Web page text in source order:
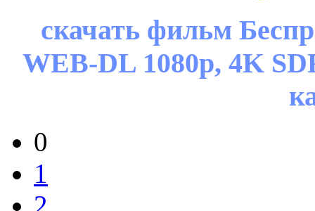
скачать фильм
WEB-DL 1080p, 4K
0
1